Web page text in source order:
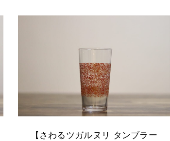
【さわるツガルヌリ タンブラー